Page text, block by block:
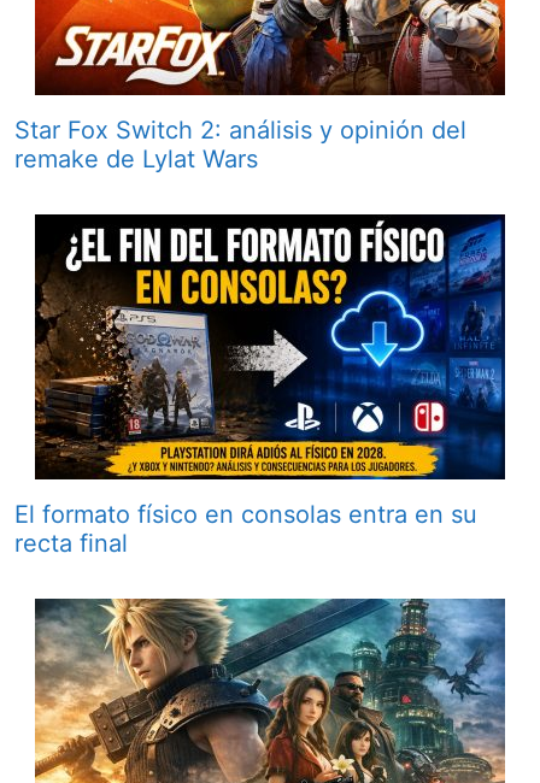
Star Fox Switch 2: análisis y opinión del
remake de Lylat Wars
El formato físico en consolas entra en su
recta final